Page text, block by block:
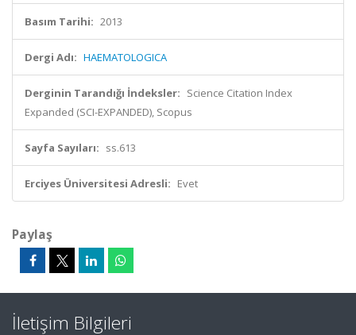
Basım Tarihi: 2013
Dergi Adı: HAEMATOLOGICA
Derginin Tarandığı İndeksler: Science Citation Index
Expanded (SCI-EXPANDED), Scopus
Sayfa Sayıları: ss.613
Erciyes Üniversitesi Adresli: Evet
Paylaş
İletişim Bilgileri